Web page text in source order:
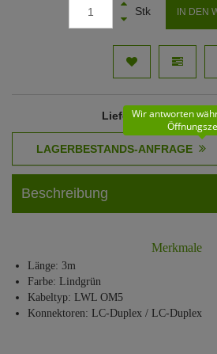
Stk IN DEN
Lieferzeit: 11 - 12
Wir antworten
Beschreibung
Merkmale
Länge: 3m
Farbe: Lindgrün
Kabeltyp: LWL OM5
Konnektoren: LC-Duplex / LC-Duplex